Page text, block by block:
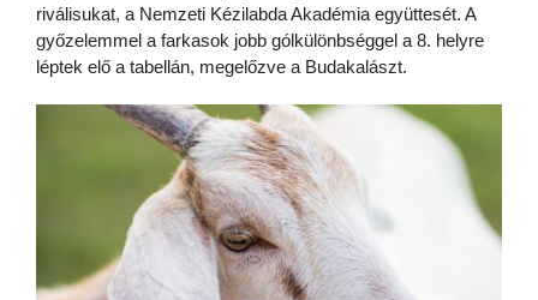
riválisukat, a Nemzeti Kézilabda Akadémia együttesét. A
győzelemmel a farkasok jobb gólkülönbséggel a 8. helyre
léptek elő a tabellán, megelőzve a Budakalászt.